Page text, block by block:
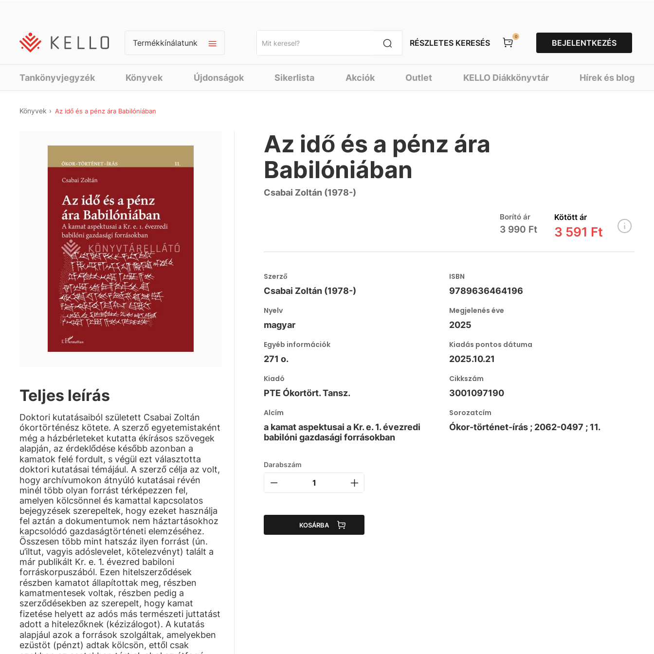
Termékkínálatunk RÉSZLETES KERESÉS
0
BEJELENTKEZÉS
Tankönyvjegyzék Könyvek Újdonságok Sikerlista Akciók Outlet KELLO Diákkönyvtár Hírek és blog
Könyvek Az idő és a pénz ára Babilóniában
Teljes leírás
Doktori kutatásaiból született Csabai Zoltán
ókortörténész kötete. A szerző egyetemistaként
még a házbérleteket kutatta ékírásos szövegek
alapján, az érdeklődése később azonban a
kamatok felé fordult, s végül ezt választotta
doktori kutatásai témájául. A szerző célja az volt,
hogy archívumokon átnyúló kutatásai révén
minél több olyan forrást térképezzen fel,
amelyen kölcsönnel és kamattal kapcsolatos
bejegyzések szerepeltek, hogy ezeket használja
fel aztán a dokumentumok nem háztartásokhoz
kapcsolódó gazdaságtörténeti elemzéséhez.
Összesen több mint hatszáz ilyen forrást (ún.
u’iltut, vagyis adóslevelet, kötelezvényt) talált a
már publikált Kr. e. 1. évezred babiloni
forráskorpuszából. Ezen hitelszerződések
részben kamatot állapítottak meg, részben
kamatmentesek voltak, részben pedig a
szerződésekben az szerepelt, hogy kamat
fizetése helyett az adós más természeti juttatást
adott a hitelezőknek (kézizálogot). A kutatás
alapjául azok a források szolgáltak, amelyekben
ezüstöt (pénzt) adtak kölcsön, ettől csak
Az idő és a pénz ára
Babilóniában
Csabai Zoltán (1978-)
Borító ár
3 990 Ft
Kötött ár
3 591 Ft
Szerző
Csabai Zoltán (1978-)
ISBN
9789636464196
Nyelv
magyar
Megjelenés éve
2025
Egyéb információk
271 o.
Kiadás pontos dátuma
2025.10.21
Kiadó
PTE Ókortört. Tansz.
Cikkszám
3001097190
Alcím
a kamat aspektusai a Kr. e. 1. évezredi
babilóni gazdasági forrásokban
Sorozatcím
Ókor-történet-írás ; 2062-0497 ; 11.
Darabszám
KOSÁRBA